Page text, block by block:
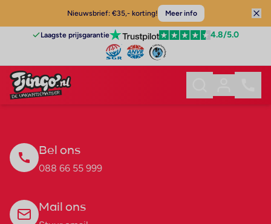
Nieuwsbrief: €35,- korting! Meer info
Laagste prijsgarantie 4.8/5.0
Bel ons
088 66 55 999
Mail ons